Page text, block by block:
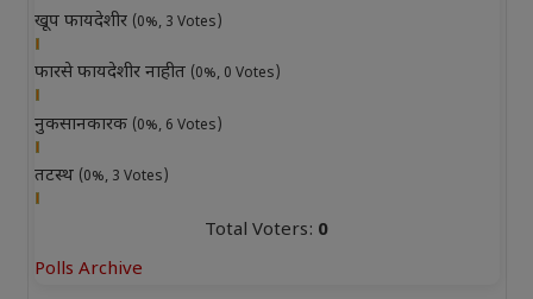
खूप फायदेशीर (0%, 3 Votes)
फारसे फायदेशीर नाहीत (0%, 0 Votes)
नुकसानकारक (0%, 6 Votes)
तटस्थ (0%, 3 Votes)
Total Voters: 0
Polls Archive